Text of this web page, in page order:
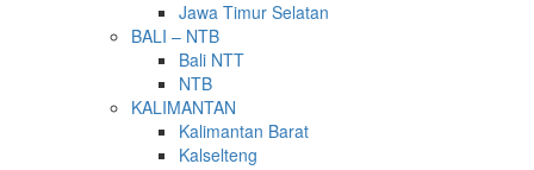
Jawa Timur Selatan
BALI – NTB
Bali NTT
NTB
KALIMANTAN
Kalimantan Barat
Kalselteng